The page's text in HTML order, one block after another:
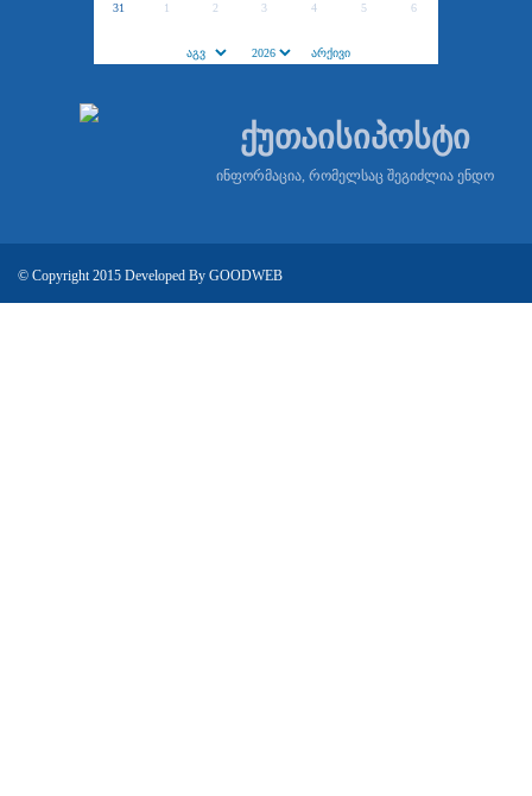
31 1 2 3 4 5 6
ქუთაისიპოსტი
ინფორმაცია, რომელსაც შეგიძლია ენდო
© Copyright 2015 Developed By GOODWEB